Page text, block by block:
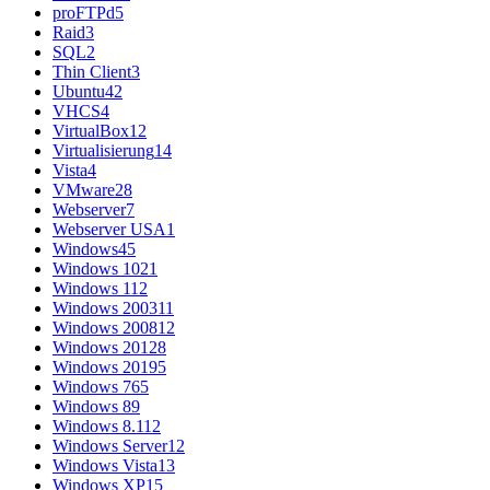
proFTPd5
Raid3
SQL2
Thin Client3
Ubuntu42
VHCS4
VirtualBox12
Virtualisierung14
Vista4
VMware28
Webserver7
Webserver USA1
Windows45
Windows 1021
Windows 11 2
Windows 200311
Windows 200812
Windows 20128
Windows 20195
Windows 765
Windows 89
Windows 8.112
Windows Server12
Windows Vista13
Windows XP15